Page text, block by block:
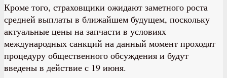
Кроме того, страховщики ожидают заметного роста
средней выплаты в ближайшем будущем, поскольку
актуальные цены на запчасти в условиях
международных санкций на данный момент проходят
процедуру общественного обсуждения и будут
введены в действие с 19 июня.